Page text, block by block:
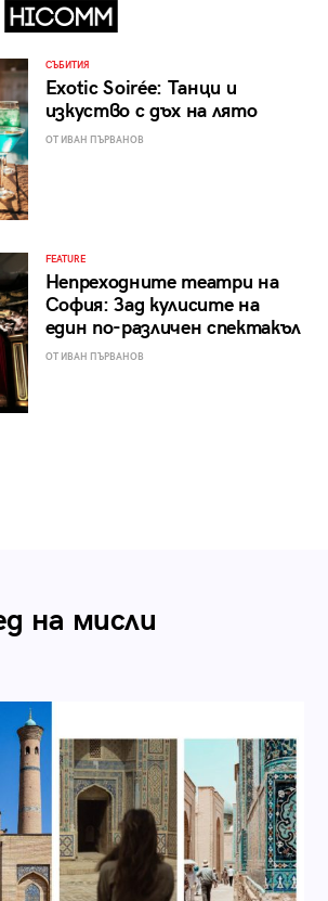
СЪБИТИЯ
Exotic Soirée: Танци и
изкуство с дъх на лято
ОТ ИВАН ПЪРВАНОВ
FEATURE
Непреходните театри на
София: Зад кулисите на
един по-различен спектакъл
ОТ ИВАН ПЪРВАНОВ
на мисли